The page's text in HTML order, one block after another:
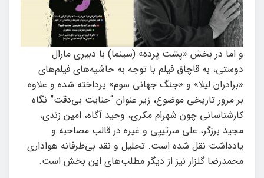
و اما در بخش «پشت پرده» (سینما) با دبیری مارال
دوستی، به قاچاق فیلم با توجه به حاشیه‌های فیلم‌های
«برادران لیلا» و «جنگ جهانی سوم» پرداخته شده و علاوه
بر مرور تاریخی موضوع، زیر عنوان “جنایت بی‌دقت” نگاه
کارشناسانی چون شهرام مکری، وحید آگاه، امین زندی،
مجید برزگر، علی سرتیپی و غیره در قالب مصاحبه و
یادداشت نقل شده است. تحلیل و نقد بی‌طرفانه هواداری
محمدرضا گلزار نیز از دیگر مطلب‌های این بخش است.